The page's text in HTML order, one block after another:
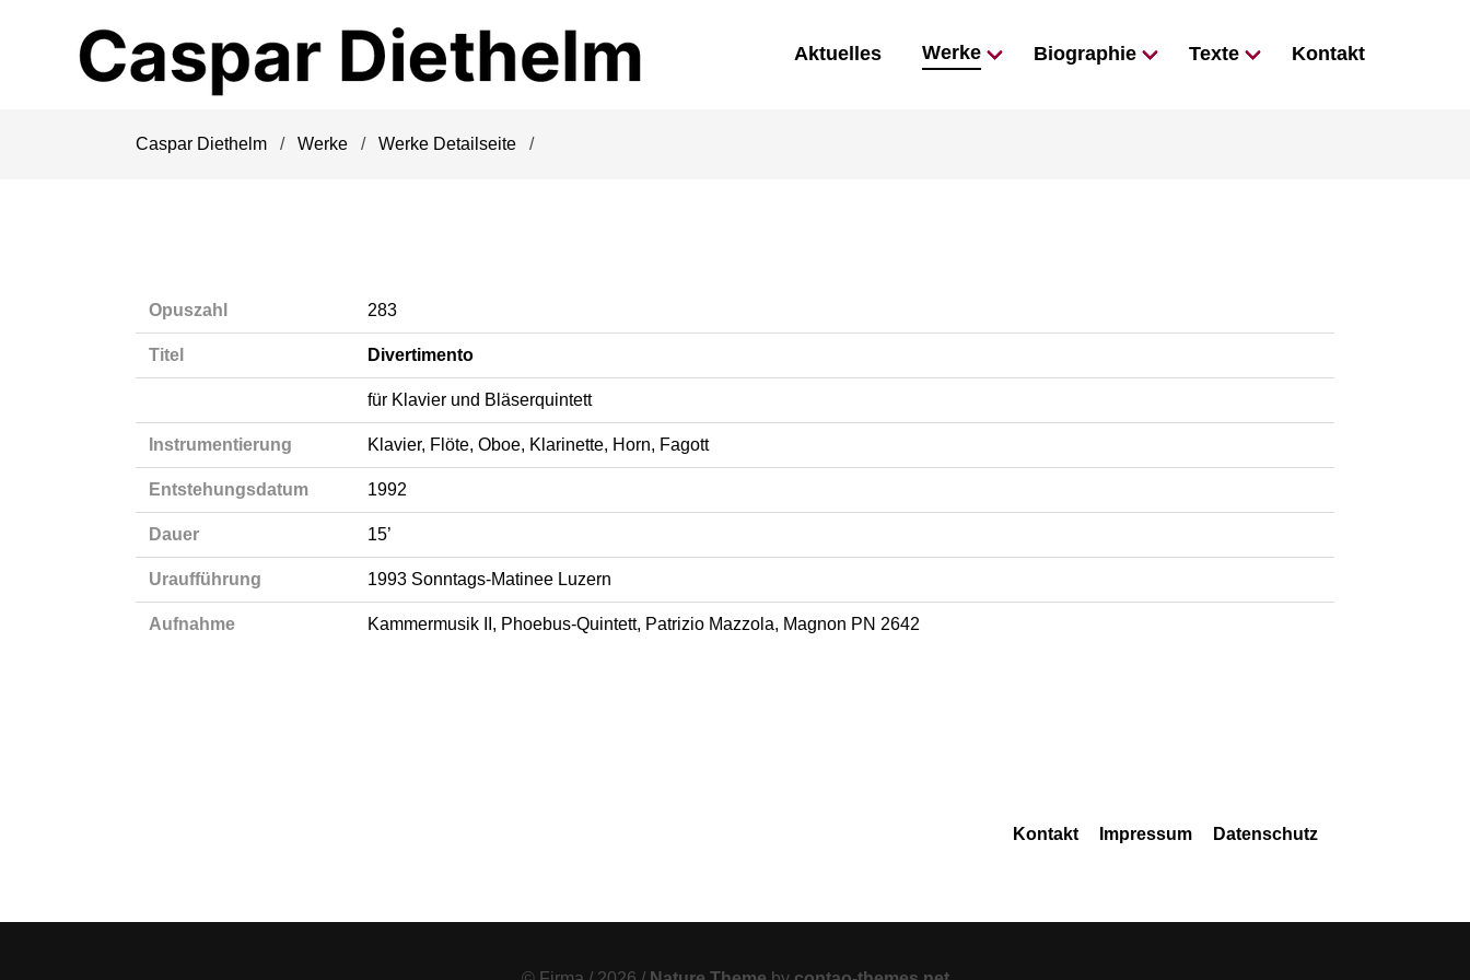
überspringen
Aktuelles Werke Biographie Texte Kontakt
Caspar Diethelm Werke Werke Detailseite
Opuszahl 283
Titel Divertimento
für Klavier und Bläserquintett
Instrumentierung Klavier, Flöte, Oboe, Klarinette, Horn, Fagott
Entstehungsdatum 1992
Dauer 15’
Uraufführung 1993 Sonntags-Matinee Luzern
Aufnahme Kammermusik II, Phoebus-Quintett, Patrizio Mazzola, Magnon PN 2642
Kontakt Impressum Datenschutz